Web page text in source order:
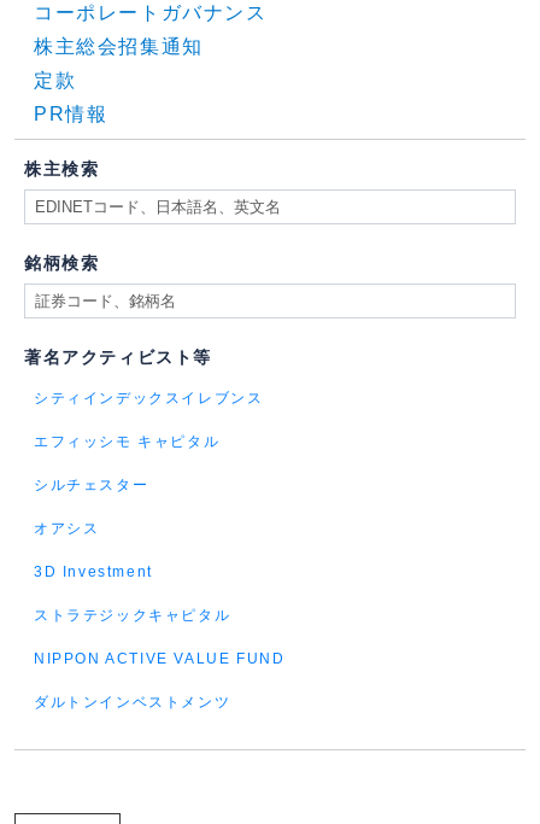
コーポレートガバナンス
株主総会招集通知
定款
PR情報
株主検索
銘柄検索
著名アクティビスト等
シティインデックスイレブンス
エフィッシモ キャピタル
シルチェスター
オアシス
3D Investment
ストラテジックキャピタル
NIPPON ACTIVE VALUE FUND
ダルトンインベストメンツ